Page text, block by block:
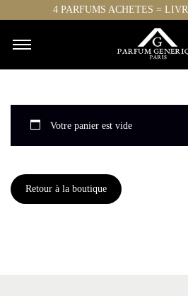
4 PARFUMS ACHETES =
Votre panier est vide
Retour à la boutique